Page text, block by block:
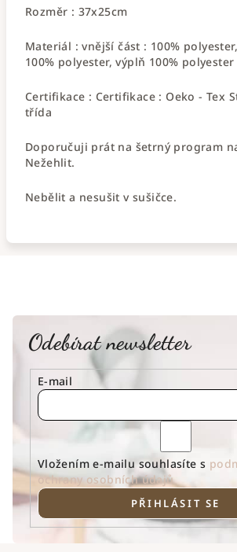
Rozměr : 37x25cm
Materiál : vnější část : 100%
100% polyester, výplň 100% polyester
Certifikace : Certifikace : Oeko - Tex
třída
Doporučuji prát na šetrný program
Nežehlit.
Nebělit a nesušit v sušičce.
Odebírat newsletter
E-mail
Vložením e-mailu souhlasíte s
ochrany osobních údajů
PŘIHLÁSIT SE